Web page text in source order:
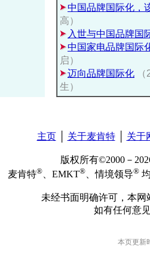
中国品牌国际化，
高）
入世与中国品牌国
中国家电品牌国际
启）
迈向品牌国际化
生）
主页│ 关于麦肯特│ 关于
版权所有©2000－
麦肯特® 、EMKT® 、情境领导®
未经书面明确许可，本
如有任何意
本页更新